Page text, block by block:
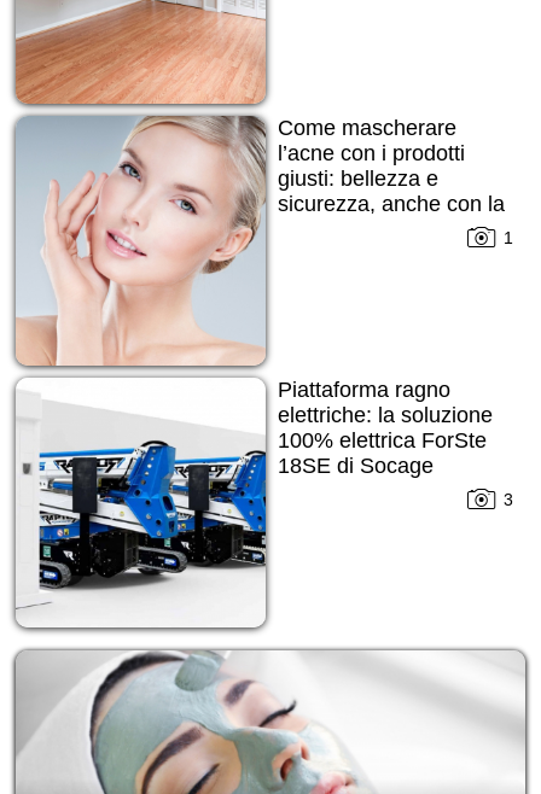
Come mascherare
l’acne con i prodotti
giusti: bellezza e
sicurezza, anche con la
1
Piattaforma ragno
elettriche: la soluzione
100% elettrica ForSte
18SE di Socage
3